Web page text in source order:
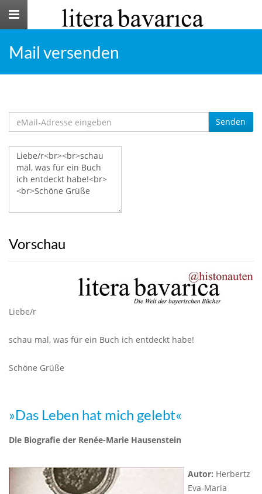
Toggle
Mail versenden
Senden
Vorschau
Liebe/r
schau mal, was für ein Buch ich entdeckt habe!
Schöne Grüße
»Das Leben hat mich gelebt«
Die Biografie der Renée-Marie Hausenstein
Autor: Herbertz
Eva-Maria